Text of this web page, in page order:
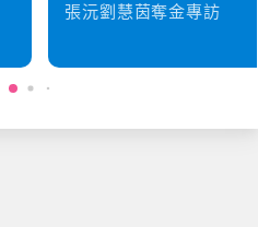
張沅劉慧茵奪金專訪